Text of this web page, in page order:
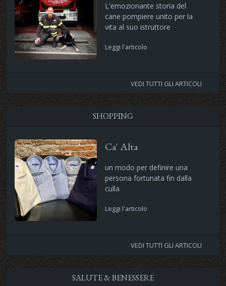
L'emozionante storia del
cane pompiere unito per la
vita al suo istruttore
Leggi l'articolo
VEDI TUTTI GLI ARTICOLI
SHOPPING
Ca' Alta
un modo per definire una
persona fortunata fin dalla
culla
Leggi l'articolo
VEDI TUTTI GLI ARTICOLI
SALUTE & BENESSERE